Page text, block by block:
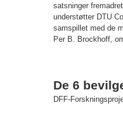
satsninger
understøtter DTU
samspillet med de
Per B. Brockhoff,
De 6
DFF-